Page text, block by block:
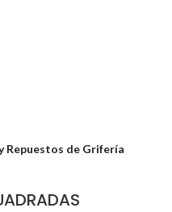
Repuestos de Grifería